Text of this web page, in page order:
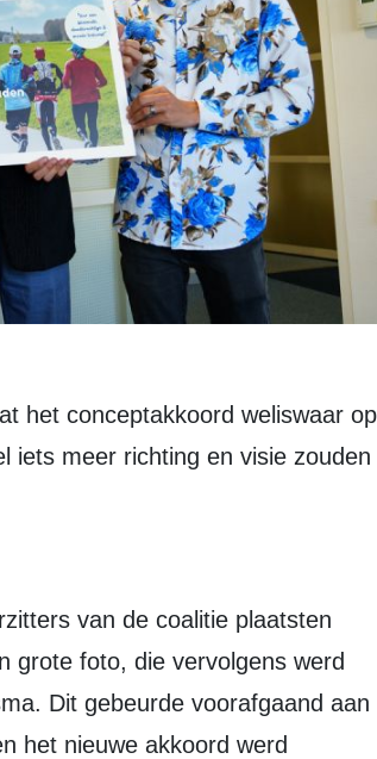
iets meer richting en visie zouden
grote foto, die vervolgens werd
Dit gebeurde voorafgaand aan
het nieuwe akkoord werd